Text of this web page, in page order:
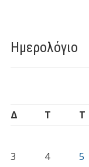
Ημερολόγιο
Δ Τ Τ
3
4 5